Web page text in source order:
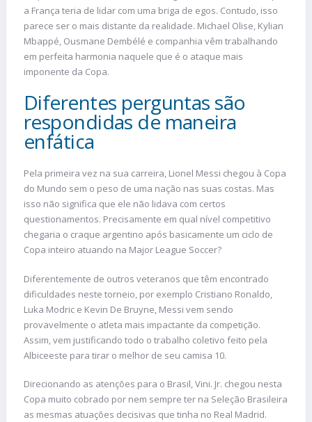
a França teria de lidar com uma briga de egos. Contudo, isso
parece ser o mais distante da realidade. Michael Olise, Kylian
Mbappé, Ousmane Dembélé e companhia vêm trabalhando
em perfeita harmonia naquele que é o ataque mais
imponente da Copa.
Diferentes perguntas são
respondidas de maneira
enfática
Pela primeira vez na sua carreira, Lionel Messi chegou à Copa
do Mundo sem o peso de uma nação nas suas costas. Mas
isso não significa que ele não lidava com certos
questionamentos. Precisamente em qual nível competitivo
chegaria o craque argentino após basicamente um ciclo de
Copa inteiro atuando na Major League Soccer?
Diferentemente de outros veteranos que têm encontrado
dificuldades neste torneio, por exemplo Cristiano Ronaldo,
Luka Modric e Kevin De Bruyne, Messi vem sendo
provavelmente o atleta mais impactante da competição.
Assim, vem justificando todo o trabalho coletivo feito pela
Albiceeste para tirar o melhor de seu camisa 10.
Direcionando as atenções para o Brasil, Vini. Jr. chegou nesta
Copa muito cobrado por nem sempre ter na Seleção Brasileira
as mesmas atuações decisivas que tinha no Real Madrid.